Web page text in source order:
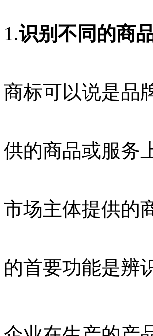
1.识别不同的商
商标可以说是品
供的商品或服务
市场主体提供的
的首要功能是辨